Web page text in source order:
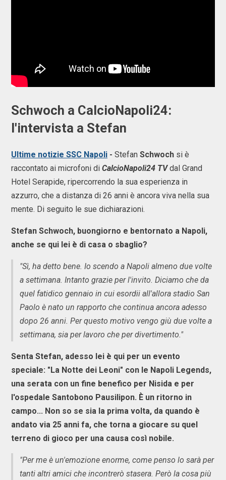
Schwoch a CalcioNapoli24:
l'intervista a Stefan
Ultime notizie SSC Napoli - Stefan Schwoch si è
raccontato ai microfoni di CalcioNapoli24 TVdal Grand
Hotel Serapide, ripercorrendo la sua esperienza in
azzurro, che a distanza di 26 anni è ancora viva nella sua
mente. Di seguito le sue dichiarazioni.
Stefan Schwoch, buongiorno e bentornato a Napoli,
anche se qui lei è di casa o sbaglio?
"Sì, ha detto bene. Io scendo a Napoli almeno due volte
a settimana. Intanto grazie per l'invito. Diciamo che da
quel fatidico gennaio in cui esordii all'allora stadio San
Paolo è nato un rapporto che continua ancora adesso
dopo 26 anni. Per questo motivo vengo giù due volte a
settimana, sia per lavoro che per divertimento."
Senta Stefan, adesso lei è qui per un evento
speciale: "La Notte dei Leoni" con le Napoli Legends,
una serata con un fine benefico per Nisida e per
l'ospedale Santobono Pausilipon. È un ritorno in
campo... Non so se sia la prima volta, da quando è
andato via 25 anni fa, che torna a giocare su quel
terreno di gioco per una causa così nobile.
"Per me è un'emozione enorme, come penso lo sarà per
tanti altri amici che incontrerò stasera. Però la cosa più